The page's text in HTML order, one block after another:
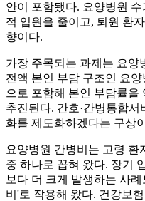
안이 포함됐다. 요양병원
적 입원을 줄이고, 퇴원 환
향이다.
가장 주목되는 과제는 요양
전액 본인 부담 구조인 요
으로 포함해 본인 부담률을
추진된다. 간호·간병통합
화를 제도화하겠다는 구상
요양병원 간병비는 고령 환
중 하나로 꼽혀 왔다. 장기
보다 더 크게 발생하는 사
비'로 작용해 왔다. 건강보